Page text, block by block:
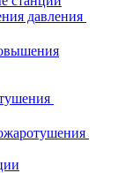
давления